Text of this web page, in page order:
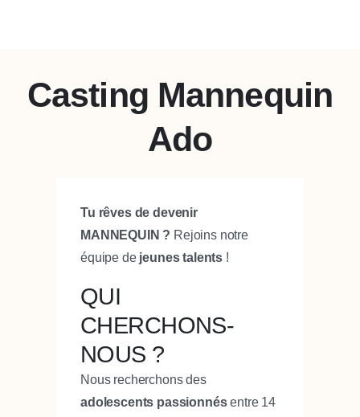
Casting Mannequin
Ado
Tu rêves de devenir
MANNEQUIN ? Rejoins notre
équipe de jeunes talents !
QUI
CHERCHONS-
NOUS ?
Nous recherchons des
adolescents passionnésentre 14